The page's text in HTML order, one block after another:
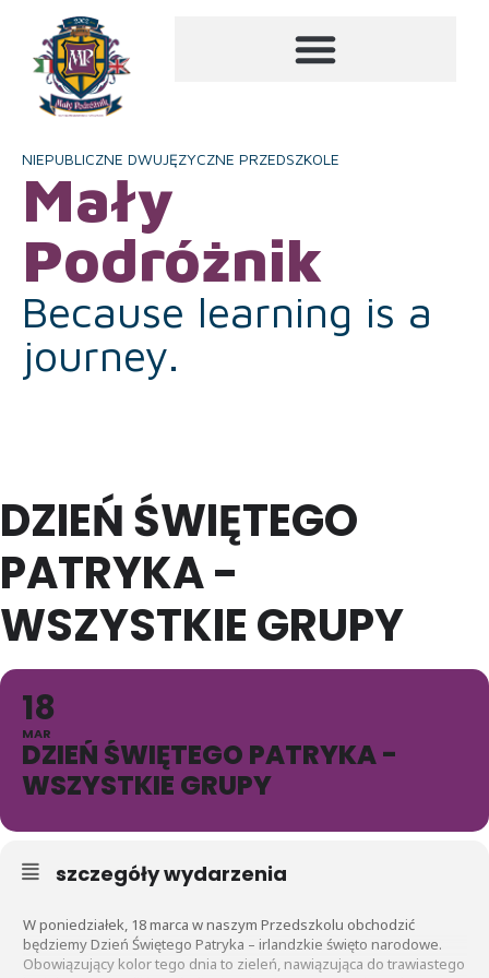
NIEPUBLICZNE DWUJĘZYCZNE PRZEDSZKOLE
Mały
Podróżnik
Because learning is a
journey.
DZIEŃ ŚWIĘTEGO
PATRYKA -
WSZYSTKIE GRUPY
18
MAR
DZIEŃ ŚWIĘTEGO PATRYKA -
WSZYSTKIE GRUPY
szczegóły wydarzenia
W poniedziałek, 18 marca w naszym Przedszkolu obchodzić
będziemy Dzień Świętego Patryka – irlandzkie święto narodowe.
Obowiązujący kolor tego dnia to zieleń, nawiązująca do trawiastego